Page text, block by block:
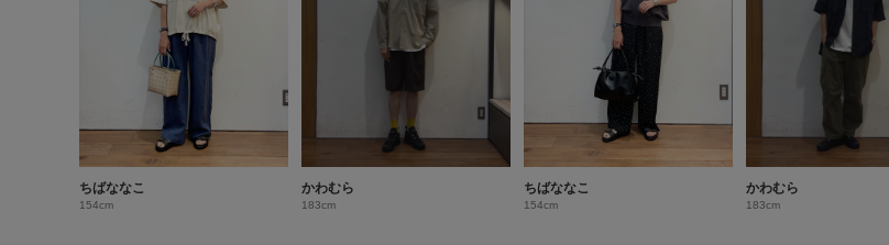
ちばななこ
154cm
かわむら
183cm
ちばななこ
154cm
かわむら
183cm